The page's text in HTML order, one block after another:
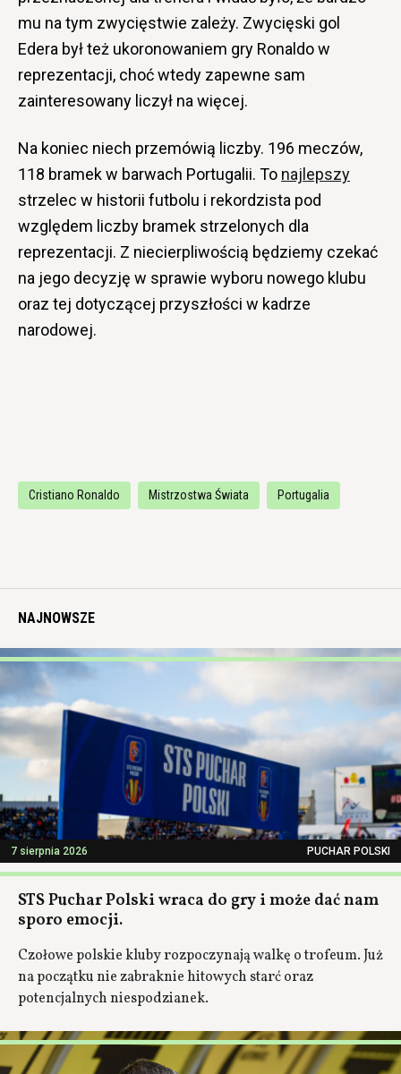
mu na tym zwycięstwie zależy. Zwycięski gol
Edera był też ukoronowaniem gry Ronaldo w
reprezentacji, choć wtedy zapewne sam
zainteresowany liczył na więcej.
Na koniec niech przemówią liczby. 196 meczów,
118 bramek w barwach Portugalii. To najlepszy
strzelec w historii futbolu i rekordzista pod
względem liczby bramek strzelonych dla
reprezentacji. Z niecierpliwością będziemy czekać
na jego decyzję w sprawie wyboru nowego klubu
oraz tej dotyczącej przyszłości w kadrze
narodowej.
Cristiano Ronaldo Mistrzostwa Świata Portugalia
NAJNOWSZE
7 sierpnia 2026 PUCHAR POLSKI
STS Puchar Polski wraca do gry i może dać nam
sporo emocji.
Czołowe polskie kluby rozpoczynają walkę o trofeum. Już
na początku nie zabraknie hitowych starć oraz
potencjalnych niespodzianek.